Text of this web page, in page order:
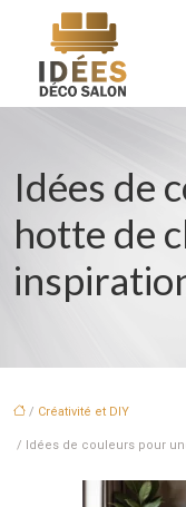
Idées de
hotte de
/ Créativité et DIY
/ Idées de couleurs pour